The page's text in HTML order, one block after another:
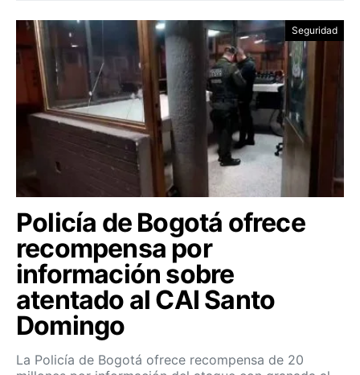
Seguridad
Policía de Bogotá ofrece
recompensa por
información sobre
atentado al CAI Santo
Domingo
La Policía de Bogotá ofrece recompensa de 20